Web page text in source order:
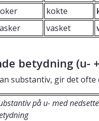
kokte
vasket
betydning (u-
substantiv, gir det ofte
på u- med